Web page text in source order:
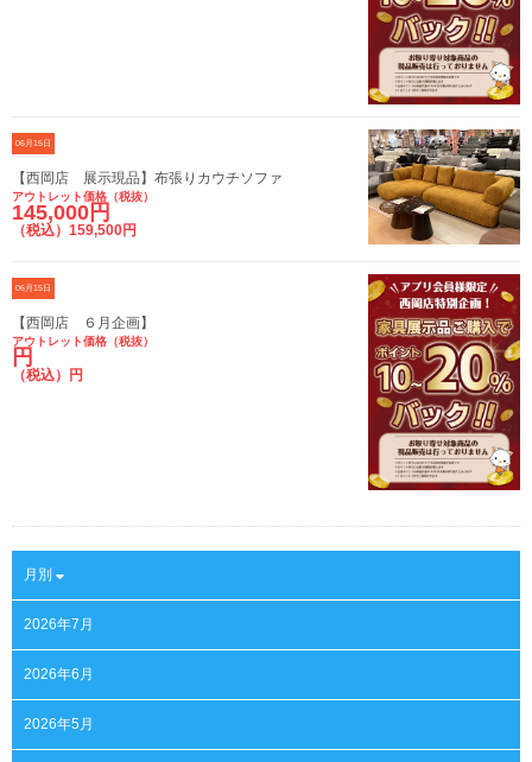
06月15日
【西岡店 展示現品】布張りカウチソファ
アウトレット価格（税抜）
145,000円
（税込）159,500円
06月15日
【西岡店 ６月企画】
アウトレット価格（税抜）
円
（税込）円
月別
2026年7月
2026年6月
2026年5月